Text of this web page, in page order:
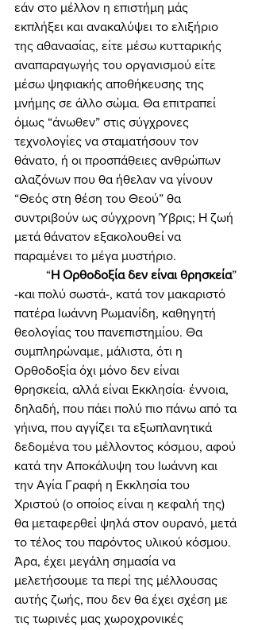
εάν στο μέλλον η επιστήμη μάς
εκπλήξει και ανακαλύψει το ελιξήριο
της αθανασίας, είτε μέσω κυτταρικής
αναπαραγωγής του οργανισμού είτε
μέσω ψηφιακής αποθήκευσης της
μνήμης σε άλλο σώμα. Θα επιτραπεί
όμως “άνωθεν” στις σύγχρονες
τεχνολογίες να σταματήσουν τον
θάνατο, ή οι προσπάθειες ανθρώπων
αλαζόνων που θα ήθελαν να γίνουν
“Θεός στη θέση του Θεού” θα
συντριβούν ως σύγχρονη Ύβρις; Η ζωή
μετά θάνατον εξακολουθεί να
παραμένει το μέγα μυστήριο.
	“
Η Ορθοδοξία δεν είναι θρησκεία”
-και πολύ σωστά-, κατά τον μακαριστό
πατέρα Ιωάννη Ρωμανίδη, καθηγητή
θεολογίας του πανεπιστημίου. Θα
συμπληρώναμε, μάλιστα, ότι η
Ορθοδοξία όχι μόνο δεν είναι
θρησκεία, αλλά είναι Εκκλησία· έννοια,
δηλαδή, που πάει πολύ πιο πάνω από τα
γήινα, που αγγίζει τα εξωπλανητικά
δεδομένα του μέλλοντος κόσμου, αφού
κατά την Αποκάλυψη του Ιωάννη και
την Αγία Γραφή η Εκκλησία του
Χριστού (ο οποίος είναι η κεφαλή της)
θα μεταφερθεί ψηλά στον ουρανό, μετά
το τέλος του παρόντος υλικού κόσμου.
Άρα, έχει μεγάλη σημασία να
μελετήσουμε τα περί της μέλλουσας
αυτής ζωής, που δεν θα έχει σχέση με
τις τωρινές μας χωροχρονικές